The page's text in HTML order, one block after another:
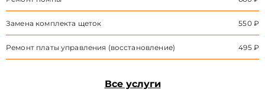
Замена комплекта щеток 550 ₽
Ремонт платы управления (восстановление) 495 ₽
Все услуги